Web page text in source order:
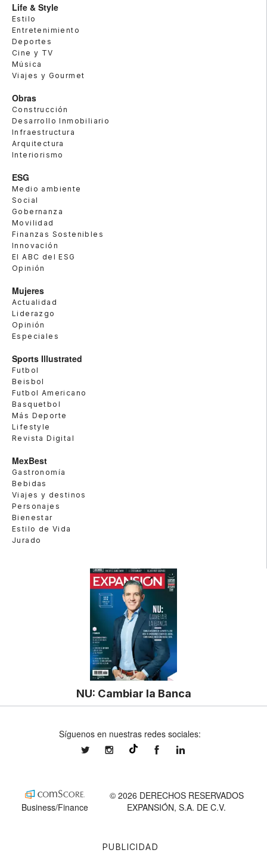
Life & Style
Estilo
Entretenimiento
Deportes
Cine y TV
Música
Viajes y Gourmet
Obras
Construcción
Desarrollo Inmobiliario
Infraestructura
Arquitectura
Interiorismo
ESG
Medio ambiente
Social
Gobernanza
Movilidad
Finanzas Sostenibles
Innovación
El ABC del ESG
Opinión
Mujeres
Actualidad
Liderazgo
Opinión
Especiales
Sports Illustrated
Futbol
Beisbol
Futbol Americano
Basquetbol
Más Deporte
Lifestyle
Revista Digital
MexBest
Gastronomía
Bebidas
Viajes y destinos
Personajes
Bienestar
Estilo de Vida
Jurado
NU: Cambiar la Banca
PUBLICIDAD
Síguenos en nuestras redes sociales:
expansionmxexpansionmx ExpansionMex
Business/Finance
© 2026 DERECHOS RESERVADOS
EXPANSIÓN, S.A. DE C.V.